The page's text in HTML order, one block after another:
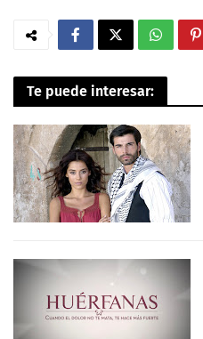
Te puede interesar: